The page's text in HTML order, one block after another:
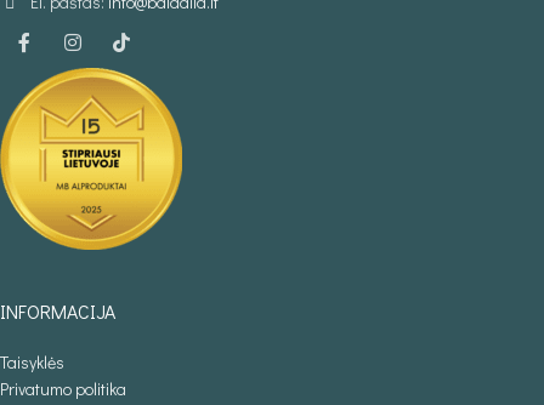
INFORMACIJA
Taisyklės
Privatumo politika